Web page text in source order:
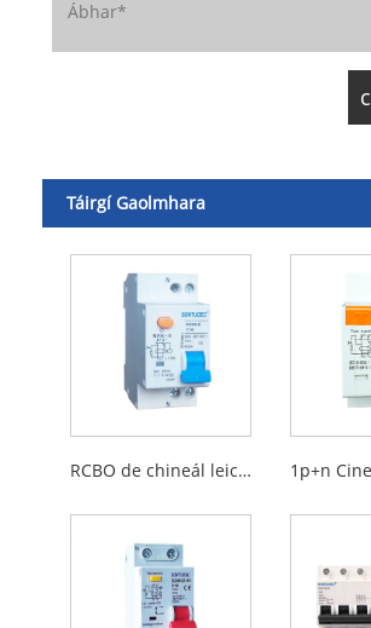
Táirgí Gaolmhara
RCBO de chineál leictreonach